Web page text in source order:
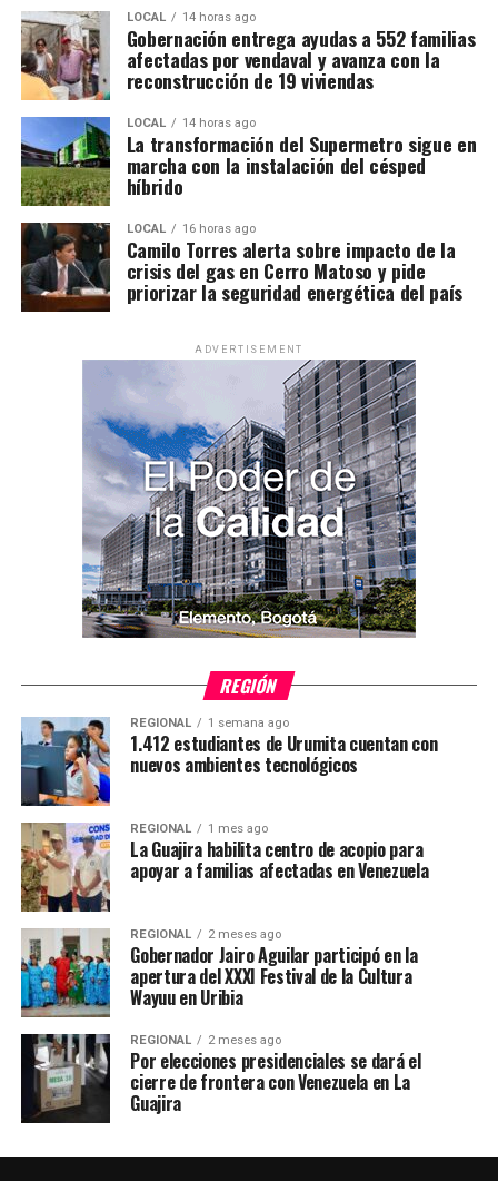
LOCAL 14 horas ago
Gobernación entrega ayudas a 552 familias
afectadas por vendaval y avanza con la
reconstrucción de 19 viviendas
LOCAL 14 horas ago
La transformación del Supermetro sigue en
marcha con la instalación del césped
híbrido
LOCAL 16 horas ago
Camilo Torres alerta sobre impacto de la
crisis del gas en Cerro Matoso y pide
priorizar la seguridad energética del país
ADVERTISEMENT
REGIÓN
REGIONAL 1 semana ago
1.412 estudiantes de Urumita cuentan con
nuevos ambientes tecnológicos
REGIONAL 1 mes ago
La Guajira habilita centro de acopio para
apoyar a familias afectadas en Venezuela
REGIONAL 2 meses ago
Gobernador Jairo Aguilar participó en la
apertura del XXXI Festival de la Cultura
Wayuu en Uribia
REGIONAL 2 meses ago
Por elecciones presidenciales se dará el
cierre de frontera con Venezuela en La
Guajira